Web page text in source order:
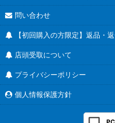
問い合わせ
【初回購入の方限定】返品・
店頭受取について
プライバシーポリシー
個人情報保護方針